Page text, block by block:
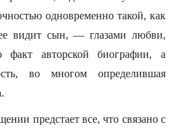
одновременно такой, как
видит сын, — глазами любви,
факт авторской биографии, а
во многом определившая
предстает все, что связано с